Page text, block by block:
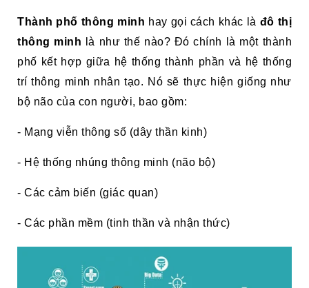
Thành phố thông minh hay gọi cách khác là đô thị
thông minh là như thế nào? Đó chính là một thành
phố kết hợp giữa hệ thống thành phần và hệ thống
trí thông minh nhân tạo. Nó sẽ thực hiện giống như
bộ não của con người, bao gồm:
- Mạng viễn thông số (dây thần kinh)
- Hệ thống nhúng thông minh (não bộ)
- Các cảm biến (giác quan)
- Các phần mềm (tinh thần và nhận thức)